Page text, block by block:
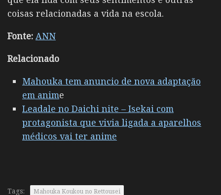
coisas relacionadas a vida na escola.
Fonte: ANN
Relacionado
Mahouka tem anuncio de nova adaptação
em anime
Leadale no Daichi nite – Isekai com
protagonista que vivia ligada a aparelhos
médicos vai ter anime
Tags: Mahouka Koukou no Rettousei